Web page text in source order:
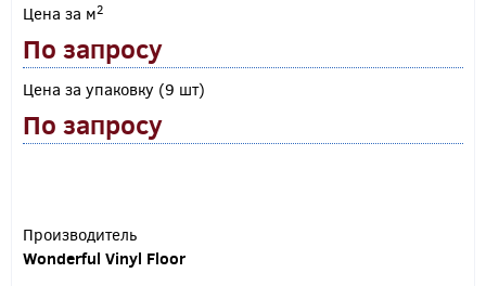
Цена за м2
По запросу
Цена за упаковку (9 шт)
По запросу
Производитель
Wonderful Vinyl Floor